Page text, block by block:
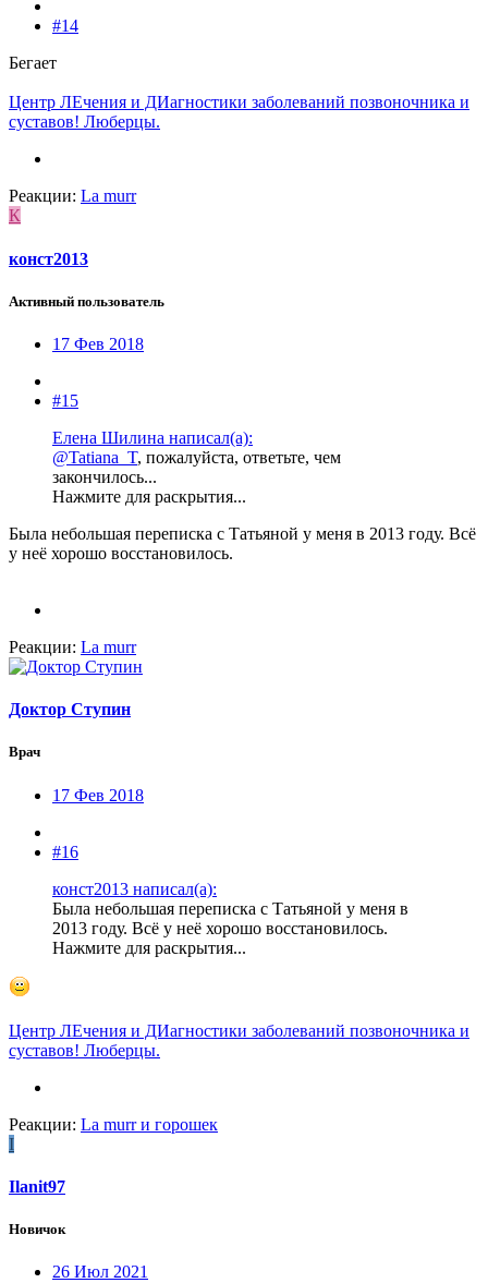
#14
Бегает
Центр ЛЕчения и ДИагностики заболеваний позвоночника и
суставов! Люберцы.
Реакции: La murr
К
конст2013
Активный пользователь
17 Фев 2018
#15
Елена Шилина написал(а):
@Tatiana_T, пожалуйста, ответьте, чем
закончилось...
Нажмите для раскрытия...
Была небольшая переписка с Татьяной у меня в 2013 году. Всё
у неё хорошо восстановилось.
Реакции: La murr
Доктор Ступин
Врач
17 Фев 2018
#16
конст2013 написал(а):
Была небольшая переписка с Татьяной у меня в
2013 году. Всё у неё хорошо восстановилось.
Нажмите для раскрытия...
Центр ЛЕчения и ДИагностики заболеваний позвоночника и
суставов! Люберцы.
Реакции: La murrи горошек
I
Ilanit97
Новичок
26 Июл 2021